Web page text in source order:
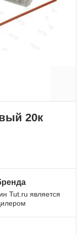
20к
Tut.ru является